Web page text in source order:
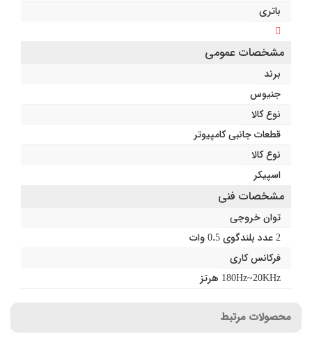
باتری
مشخصات عمومی
برند
جنیوس
نوع کالا
قطعات جانبی کامپیوتر
نوع کالا
اسپیکر
مشخصات فنی
توان خروجی
2 عدد بلندگوی 0.5 وات
فرکانس کاری
180Hz~20KHz هرتز
محصولات مرتبط